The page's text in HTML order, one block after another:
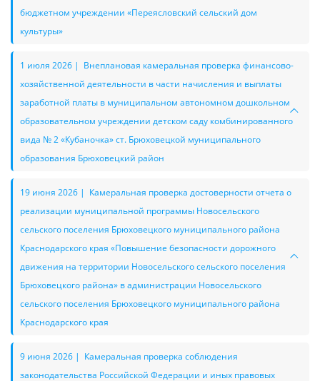
бюджетном учреждении «Переясловский сельский дом
культуры»
1 июля 2026 | Внеплановая камеральная проверка финансово-
хозяйственной деятельности в части начисления и выплаты
заработной платы в муниципальном автономном дошкольном
образовательном учреждении детском саду комбинированного
вида № 2 «Кубаночка» ст. Брюховецкой муниципального
образования Брюховецкий район
19 июня 2026 | Камеральная проверка достоверности отчета о
реализации муниципальной программы Новосельского
сельского поселения Брюховецкого муниципального района
Краснодарского края «Повышение безопасности дорожного
движения на территории Новосельского сельского поселения
Брюховецкого района» в администрации Новосельского
сельского поселения Брюховецкого муниципального района
Краснодарского края
9 июня 2026 | Камеральная проверка соблюдения
законодательства Российской Федерации и иных правовых